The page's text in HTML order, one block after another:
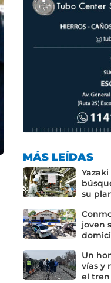
MÁS LEÍDAS
su
joven
Un
vías y
el tren